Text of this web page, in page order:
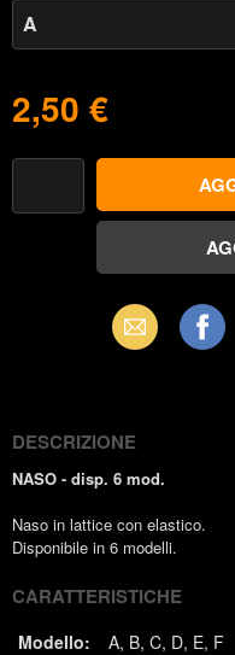
2,50 €
Email Facebook
DESCRIZIONE
NASO - disp. 6 mod.
Naso in lattice con elastico.
Disponibile in 6 modelli.
CARATTERISTICHE
Modello: A B C D E F